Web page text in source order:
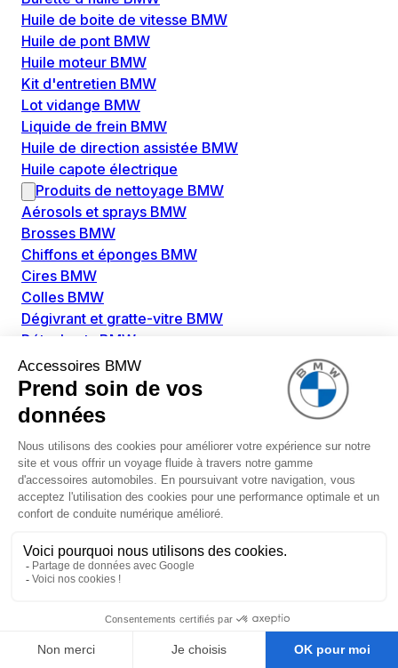
Huile de boite de vitesse BMW
Huile de pont BMW
Huile moteur BMW
Kit d'entretien BMW
Lot vidange BMW
Liquide de frein BMW
Huile de direction assistée BMW
Huile capote électrique
Produits de nettoyage BMW
Aérosols et sprays BMW
Brosses BMW
Chiffons et éponges BMW
Cires BMW
Colles BMW
Dégivrant et gratte-vitre BMW
Détachants BMW
Disolvants BMW
Lubrifiants BMW
Nettoyant intérieur BMW
Nettoyant extérieur BMW
Pièces détachées BMW
Alimentation Carburant BMW
Boitier papillon BMW
Faisceau de câble pour réservoir avec pompe
Injecteur BMW
Pompe à carburant BMW
Allumage / Préchauffage BMW